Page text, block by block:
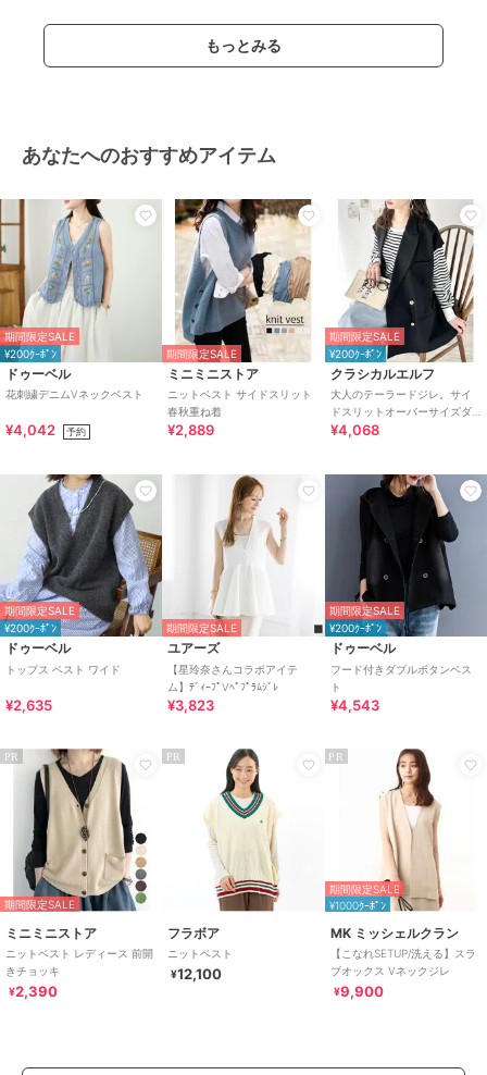
もっとみる
あなたへのおすすめアイテム
期間限定SALE
¥200ｸｰﾎﾟﾝ
ドゥーベル
花刺繍デニムVネックベスト
¥4,042 予約
期間限定SALE
ミニミニストア
ニットベスト サイドスリット
春秋重ね着
¥2,889
期間限定SALE
¥200ｸｰﾎﾟﾝ
クラシカルエルフ
大人のテーラードジレ。サイ
ドスリットオーバーサイズダ
ブルベスト
¥4,068
期間限定SALE
¥200ｸｰﾎﾟﾝ
ドゥーベル
トップス ベスト ワイド
¥2,635
期間限定SALE
ユアーズ
【星玲奈さんコラボアイテ
ム】ﾃﾞｨｰﾌﾟVﾍﾟﾌﾟﾗﾑｼﾞﾚ
¥3,823
期間限定SALE
¥200ｸｰﾎﾟﾝ
ドゥーベル
フード付きダブルボタンベス
ト
¥4,543
PR
期間限定SALE
ミニミニストア
ニットベスト レディース 前開
きチョッキ
¥2,390
PR
フラボア
ニットベスト
¥12,100
PR
期間限定SALE
¥1000ｸｰﾎﾟﾝ
MK ミッシェルクラン
【こなれSETUP/洗える】スラ
ブオックス Vネックジレ
¥9,900